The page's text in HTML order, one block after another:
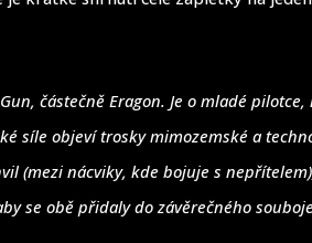
částečně Eragon. Je o mladé pilotce,
síle objeví trosky mimozemské a
(mezi nácviky, kde bojuje s
se obě přidaly do závěrečného